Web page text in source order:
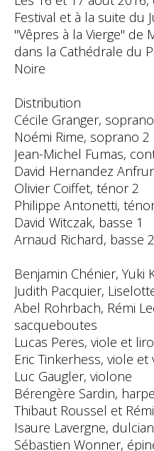
Festival et à la suite du
"Vêpres à la Vierge"
dans la Cathédrale du
Noire
Distribution
Cécile Granger,
Noémi Rime, soprano 2
Jean-Michel Fumas,
David Hernandez
Olivier Coiffet, ténor 2
Philippe Antonetti,
David Witczak, basse 1
Arnaud Richard, basse 2
Benjamin Chénier, Yuki
Judith Pacquier,
Abel Rohrbach, Rémi
sacqueboutes
Lucas Peres, viole et
Eric Tinkerhess, viole
Luc Gaugler, violone
Bérengère Sardin, harpe
Thibaut Roussel et
Isaure Lavergne,
Sébastien Wonner,